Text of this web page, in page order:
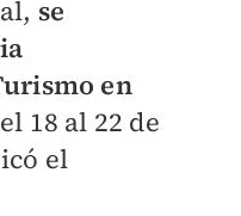
se
en
18 al 22 de
el